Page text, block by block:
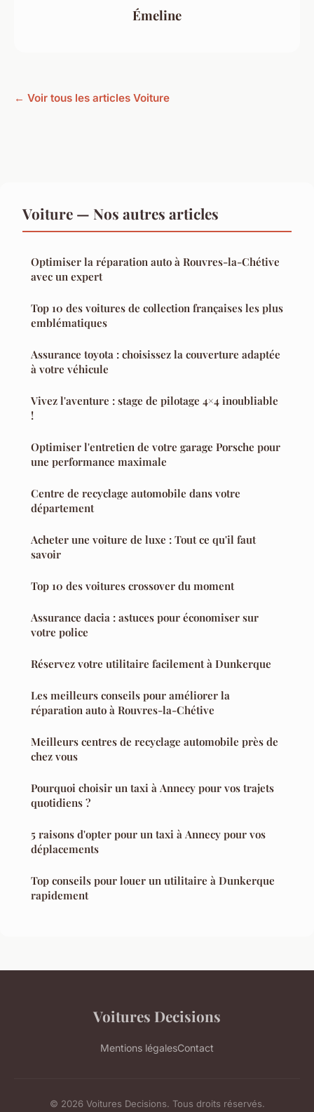
Émeline
← Voir tous les articles Voiture
Voiture — Nos autres articles
Optimiser la réparation auto à Rouvres-la-Chétive
avec un expert
Top 10 des voitures de collection françaises les plus
emblématiques
Assurance toyota : choisissez la couverture adaptée
à votre véhicule
Vivez l'aventure : stage de pilotage 4×4 inoubliable
!
Optimiser l'entretien de votre garage Porsche pour
une performance maximale
Centre de recyclage automobile dans votre
département
Acheter une voiture de luxe : Tout ce qu'il faut
savoir
Top 10 des voitures crossover du moment
Assurance dacia : astuces pour économiser sur
votre police
Réservez votre utilitaire facilement à Dunkerque
Les meilleurs conseils pour améliorer la
réparation auto à Rouvres-la-Chétive
Meilleurs centres de recyclage automobile près de
chez vous
Pourquoi choisir un taxi à Annecy pour vos trajets
quotidiens ?
5 raisons d'opter pour un taxi à Annecy pour vos
déplacements
Top conseils pour louer un utilitaire à Dunkerque
rapidement
Voitures Decisions
Mentions légalesContact
© 2026 Voitures Decisions. Tous droits réservés.